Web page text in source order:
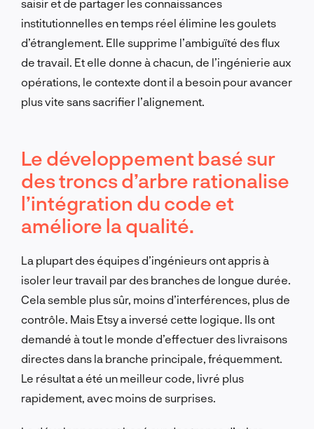
saisir et de partager les connaissances
institutionnelles en temps réel élimine les goulets
d’étranglement. Elle supprime l’ambiguïté des flux
de travail. Et elle donne à chacun, de l’ingénierie aux
opérations, le contexte dont il a besoin pour avancer
plus vite sans sacrifier l’alignement.
Le développement basé sur
des troncs d’arbre rationalise
l’intégration du code et
améliore la qualité.
La plupart des équipes d’ingénieurs ont appris à
isoler leur travail par des branches de longue durée.
Cela semble plus sûr, moins d’interférences, plus de
contrôle. Mais Etsy a inversé cette logique. Ils ont
demandé à tout le monde d’effectuer des livraisons
directes dans la branche principale, fréquemment.
Le résultat a été un meilleur code, livré plus
rapidement, avec moins de surprises.